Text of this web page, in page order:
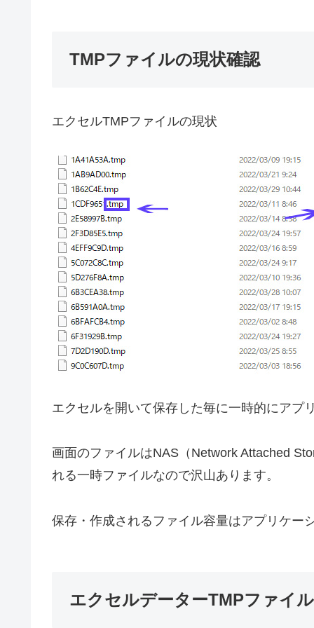
TMPファイルの現状確認
エクセルTMPファイルの現状
エクセルを開いて保存した毎に一時的にアプ
画面のファイルはNAS（Network Attached
れる一時ファイルなので沢山あります。
保存・作成されるファイル容量はアプリケー
エクセルデーターTMPファイ